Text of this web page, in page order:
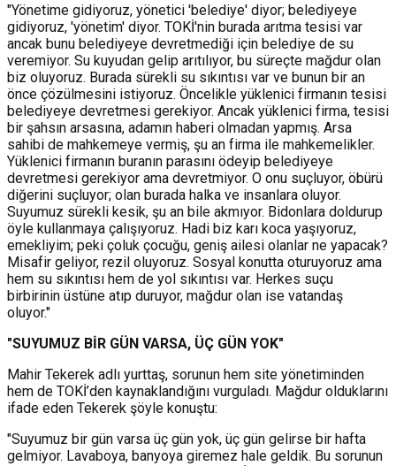
"Yönetime gidiyoruz, yönetici 'belediye' diyor; belediyeye
gidiyoruz, 'yönetim' diyor. TOKİ'nin burada arıtma tesisi var
ancak bunu belediyeye devretmediği için belediye de su
veremiyor. Su kuyudan gelip arıtılıyor, bu süreçte mağdur olan
biz oluyoruz. Burada sürekli su sıkıntısı var ve bunun bir an
önce çözülmesini istiyoruz. Öncelikle yüklenici firmanın tesisi
belediyeye devretmesi gerekiyor. Ancak yüklenici firma, tesisi
bir şahsın arsasına, adamın haberi olmadan yapmış. Arsa
sahibi de mahkemeye vermiş, şu an firma ile mahkemelikler.
Yüklenici firmanın buranın parasını ödeyip belediyeye
devretmesi gerekiyor ama devretmiyor. O onu suçluyor, öbürü
diğerini suçluyor; olan burada halka ve insanlara oluyor.
Suyumuz sürekli kesik, şu an bile akmıyor. Bidonlara doldurup
öyle kullanmaya çalışıyoruz. Hadi biz karı koca yaşıyoruz,
emekliyim; peki çoluk çocuğu, geniş ailesi olanlar ne yapacak?
Misafir geliyor, rezil oluyoruz. Sosyal konutta oturuyoruz ama
hem su sıkıntısı hem de yol sıkıntısı var. Herkes suçu
birbirinin üstüne atıp duruyor, mağdur olan ise vatandaş
oluyor."
"SUYUMUZ BİR GÜN VARSA, ÜÇ GÜN YOK"
Mahir Tekerek adlı yurttaş, sorunun hem site yönetiminden
hem de TOKİ’den kaynaklandığını vurguladı. Mağdur olduklarını
ifade eden Tekerek şöyle konuştu:
"Suyumuz bir gün varsa üç gün yok, üç gün gelirse bir hafta
gelmiyor. Lavaboya, banyoya giremez hale geldik. Bu sorunun